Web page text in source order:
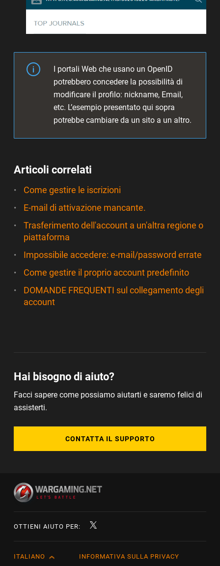
I portali Web che usano un OpenID
potrebbero concedere la possibilità di
modificare il profilo: nickname, Email,
etc. L’esempio presentato qui sopra
potrebbe cambiare da un sito a un altro.
Articoli correlati
Come gestire le iscrizioni
E-mail di attivazione mancante.
Trasferimento dell'account a un'altra regione o
piattaforma
Impossibile accedere: e-mail/password errate
Come gestire il proprio account predefinito
DOMANDE FREQUENTI sul collegamento degli
account
Hai bisogno di aiuto?
Facci sapere come possiamo aiutarti e saremo felici di
assisterti.
CONTATTA IL SUPPORTO
OTTIENI AIUTO PER:
English
ITALIANO INFORMATIVA SULLA PRIVACY